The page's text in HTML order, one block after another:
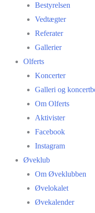
Bestyrelsen
Vedtægter
Referater
Gallerier
Olferts
Koncerter
Galleri og
Om Olferts
Aktivister
Facebook
Instagram
Øveklub
Om Øveklubben
Øvelokalet
Øvekalender